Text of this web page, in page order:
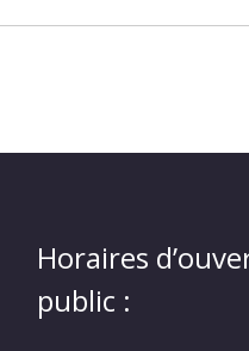
Horaires
public :